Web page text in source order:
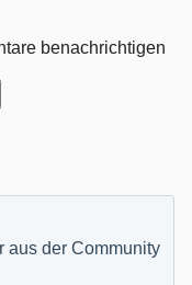
benachrichtigen
aus der Community